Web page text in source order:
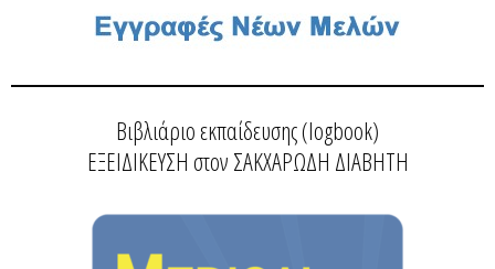
Βιβλιάριο εκπαίδευσης (logbook)
ΕΞΕΙΔΙΚΕΥΣΗ στον ΣΑΚΧΑΡΩΔΗ ΔΙΑΒΗΤΗ